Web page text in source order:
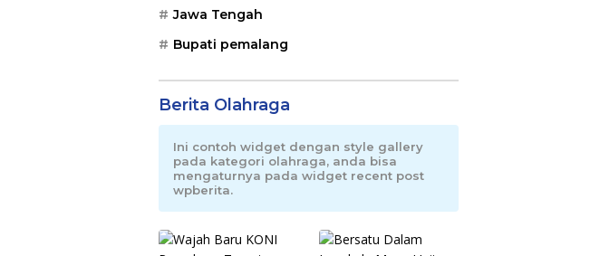
Jawa Tengah
Bupati pemalang
Berita Olahraga
Ini contoh widget dengan style gallery
pada kategori olahraga, anda bisa
mengaturnya pada widget recent post
wpberita.